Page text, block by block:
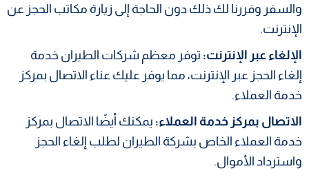
والسفر وفررنا لك ذلك دون الحاجة إلى زيارة مكاتب الحجز عن
الإنترنت.
الإلغاء عبر الإنترنت: توفر معظم شركات الطيران خدمة
إلغاء الحجز عبر الإنترنت، مما يوفر عليك عناء الاتصال بمركز
خدمة العملاء.
الاتصال بمركز خدمة العملاء: يمكنك أيضًا الاتصال بمركز
خدمة العملاء الخاص بشركة الطيران لطلب إلغاء الحجز
واسترداد الأموال.